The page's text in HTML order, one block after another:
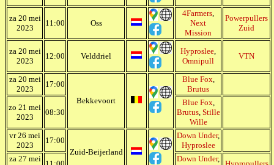
za 20 mei
2023
11:00 Oss
4Farmers
Next
Mission
Powerpullers
Zuid
za 20 mei
2023
12:00 Velddriel
Hyproslee
Omnipull
VTN
za 20 mei
2023
17:00
Bekkevoort
Blue Fox
Brutus
zo 21 mei
2023
08:30
Blue Fox
Brutus, Stille
Wille
vr 26 mei
2023
17:00
Zuid-Beijerland
Down Under,
Hyproslee
za 27 mei
Down Under,